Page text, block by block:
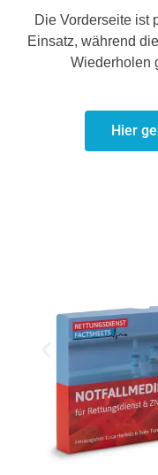
Die Vorderseite ist
Einsatz, während
Wiederholen
Hier